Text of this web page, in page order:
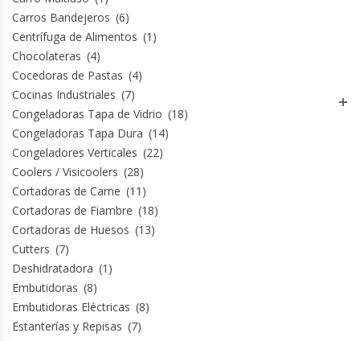
Hornos Turbos / Convectores
Hornos Industriales
Laminadora De Masas
Lavafondos
Lavavajillas
Licuadoras Industriales
Mesones De Trabajo
Mesones Refrigerados
Carros Bandejeros (6)
Centrífuga de Alimentos (1)
Chocolateras (4)
Cocedoras de Pastas (4)
Cocinas Industriales (7)
Congeladoras Tapa de Vidrio (18)
Congeladoras Tapa Dura (14)
Congeladores Verticales (22)
Coolers / Visicoolers (28)
Cortadoras de Carne (11)
Cortadoras de Fiambre (18)
Cortadoras de Huesos (13)
Cutters (7)
Deshidratadora (1)
Embutidoras (8)
Embutidoras Eléctricas (8)
Estanterías y Repisas (7)